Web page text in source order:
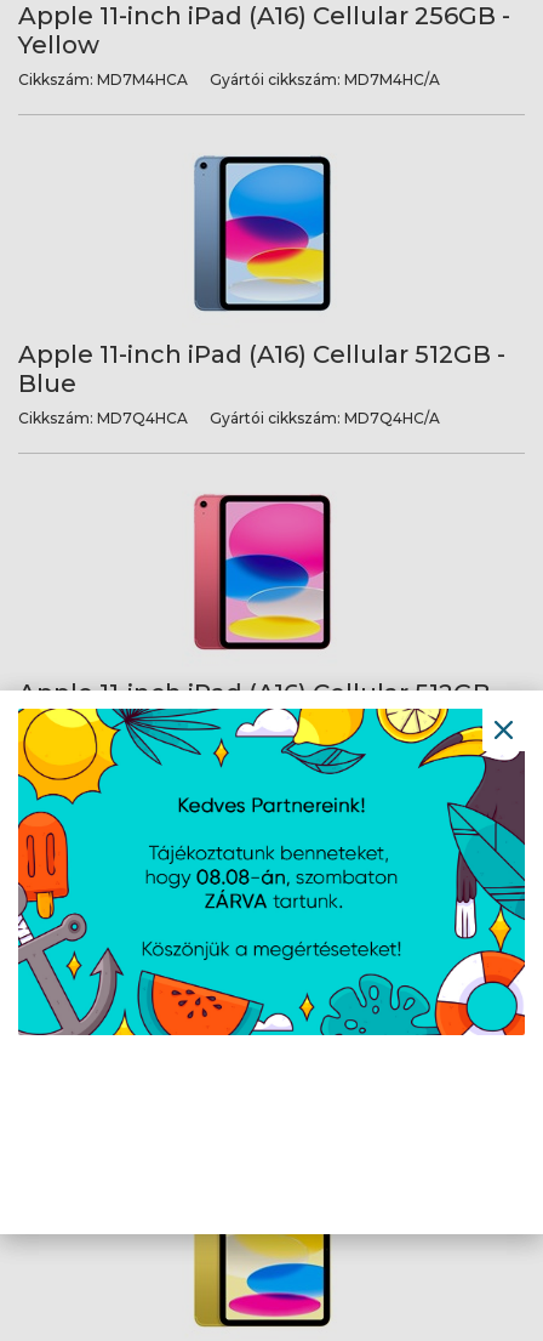
Apple 11-inch iPad (A16) Cellular 256GB -
Yellow
Cikkszám: MD7M4HCA Gyártói cikkszám: MD7M4HC/A
Apple 11-inch iPad (A16) Cellular 512GB -
Blue
Cikkszám: MD7Q4HCA Gyártói cikkszám: MD7Q4HC/A
Apple 11-inch iPad (A16) Cellular 512GB -
Pink
Cikkszám:MD7T4HCA Gyártói cikkszám:MD7T4HC/A
Apple 11-inch iPad (A16) Cellular 512GB -